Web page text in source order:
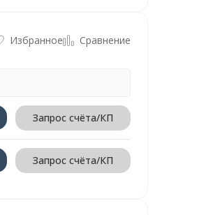
Избранное Сравнение
Запрос счёта/КП
Запрос счёта/КП